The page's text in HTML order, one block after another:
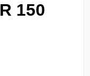
150